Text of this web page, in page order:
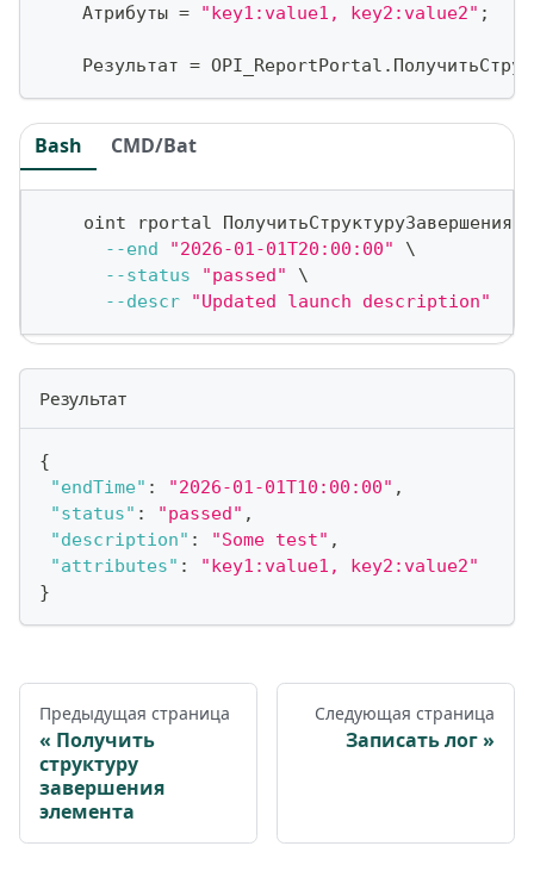
    Атрибуты
= "key1:value1, key2:value2" ;
    Результат
= OPI_ReportPortal .
Bash CMD/Bat
oint rportal
--end
"2026-01-01T20:00:00"
\
--status
"passed"
\
--descr
"Updated launch description"
Результат
{
"endTime" : "2026-01-01T10:00:00" ,
"status" : "passed" ,
"description" : "Some test" ,
"attributes" :
"key1:value1, key2:value2"
}
Предыдущая страница
Получить
структуру
завершения
элемента
Следующая страница
Записать лог